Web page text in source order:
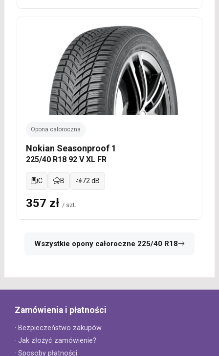
Opona całoroczna
Nokian Seasonproof 1
225/40 R18 92 V XL FR
C B 72 dB
357 zł / szt.
Wszystkie opony całoroczne 225/40 R18
Zamówienia i płatności
· Bezpieczeństwo zakupów
· Jak złożyć zamówienie?
· Sposoby płatności